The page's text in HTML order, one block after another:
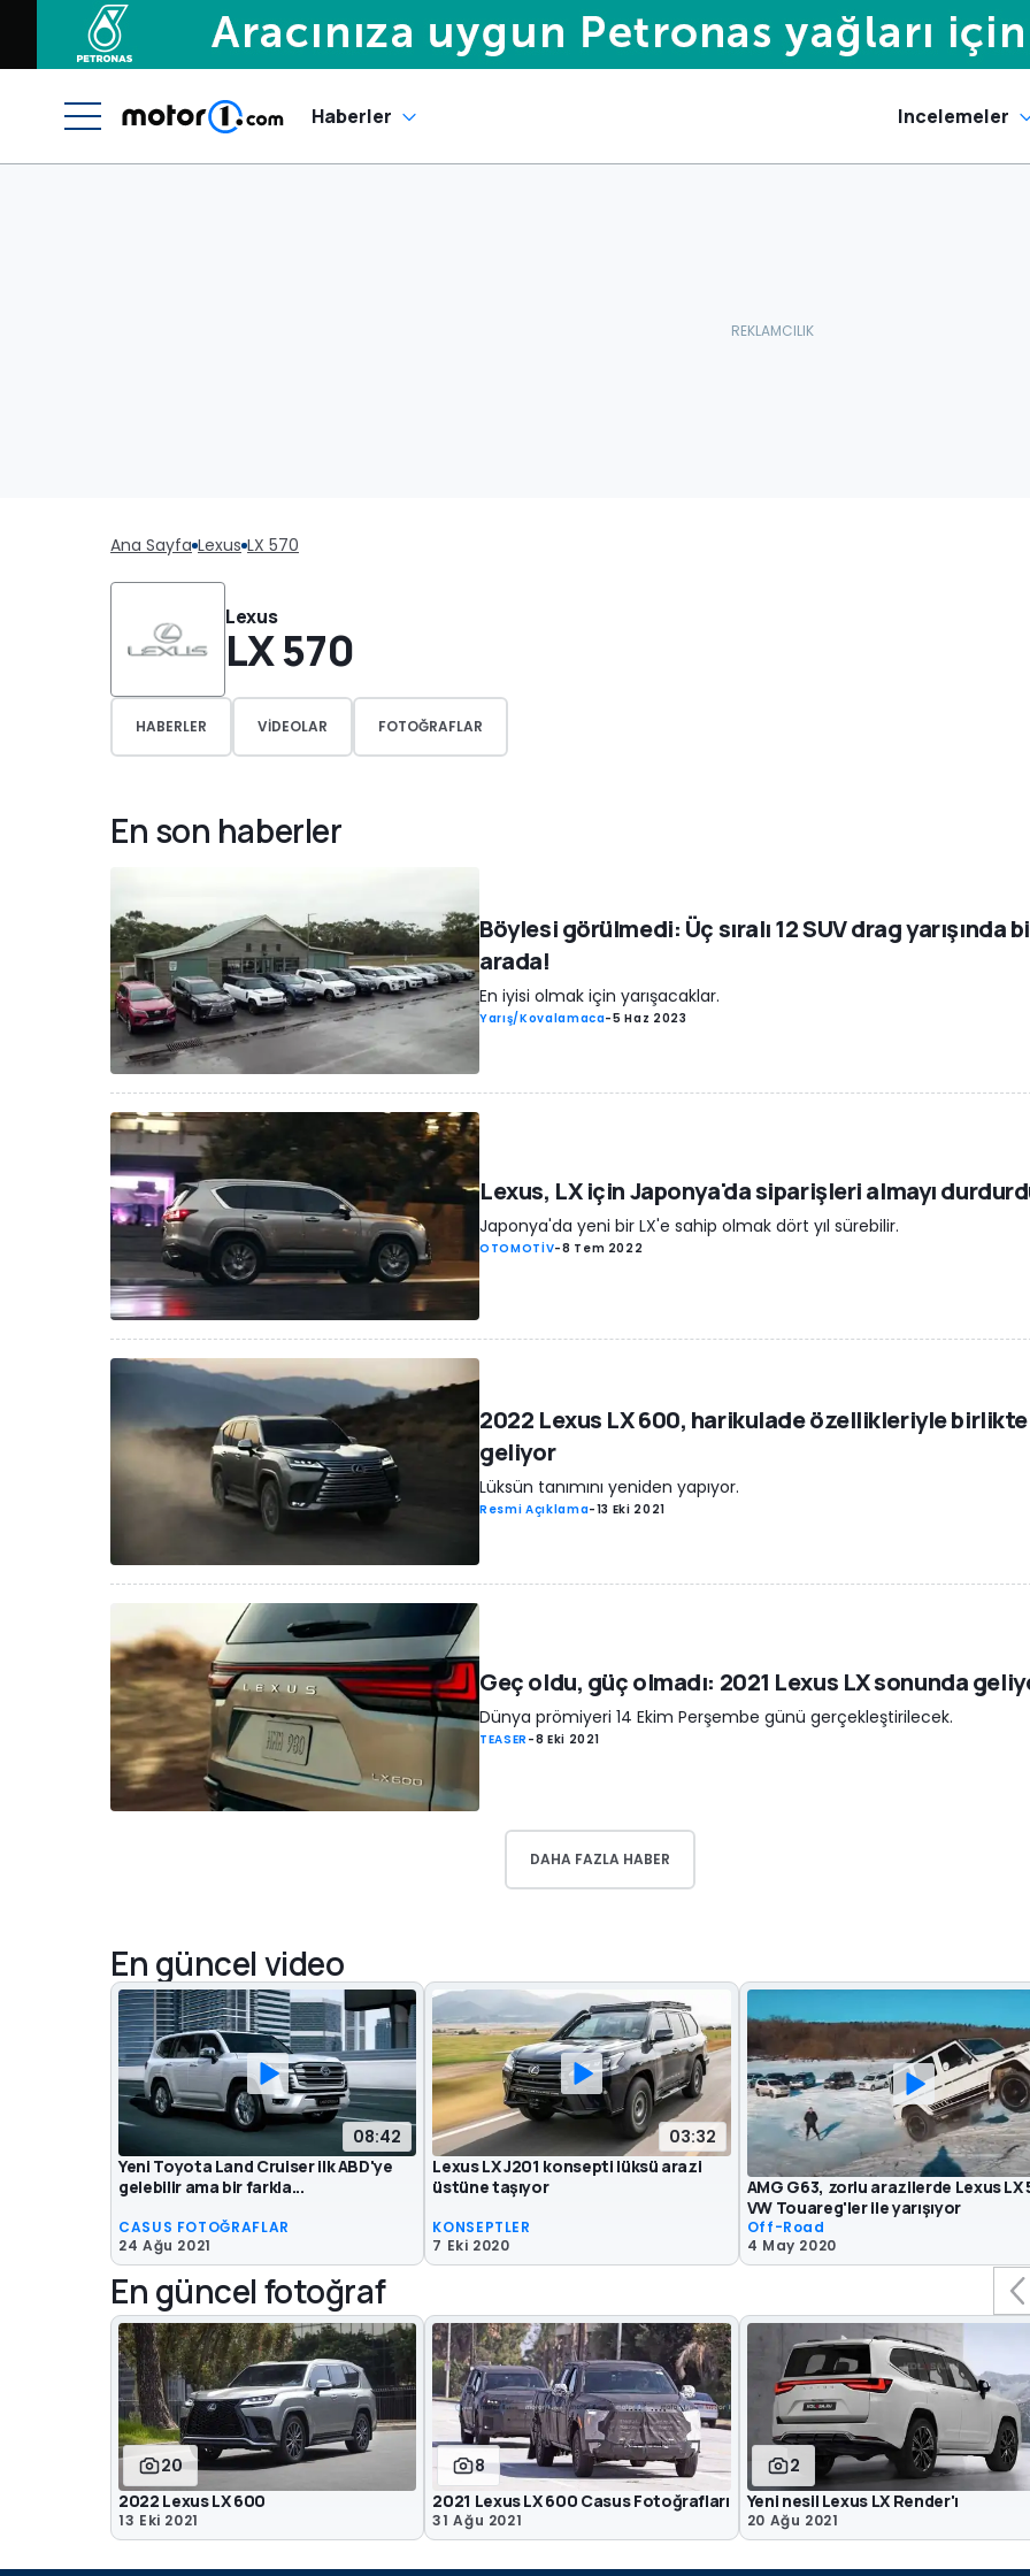
Haberler Incelemeler
Ana Sayfa Lexus LX 570
Lexus
LX 570
HABERLER VIDEOLAR FOTOĞRAFLAR
En son haberler
Böylesi görülmedi: Üç sıralı 12 SUV drag yarışında
arada!
En iyisi olmak için yarışacaklar.
Yarış/Kovalamaca-5 Haz 2023
Lexus, LX için Japonya'da siparişleri almayı
Japonya'da yeni bir LX'e sahip olmak dört yıl sürebilir.
OTOMOTİV-8 Tem 2022
2022 Lexus LX 600, harikulade özellikleriyle birlikte
geliyor
Lüksün tanımını yeniden yapıyor.
Resmi Açıklama-13 Eki 2021
Geç oldu, güç olmadı: 2021 Lexus LX sonunda
Dünya prömiyeri 14 Ekim Perşembe günü gerçekleştirilecek.
TEASER -8 Eki 2021
DAHA FAZLA HABER
En güncel video
08:42
Yeni Toyota Land Cruiser ilk ABD'ye
gelebilir ama bir farkla...
CASUS FOTOĞRAFLAR
24 Ağu 2021
03:32
Lexus LX J201 konsepti lüksü arazi
üstüne taşıyor
KONSEPTLER
7 Eki 2020
AMG G63, zorlu arazilerde Lexus LX
VW Touareg'ler ile yarışıyor
Off-Road
4 May 2020
En güncel fotoğraf
20
2022 Lexus LX 600
13 Eki 2021
8
2021 Lexus LX 600 Casus Fotoğrafları
31 Ağu 2021
2
Yeni nesil Lexus LX Render'ı
20 Ağu 2021